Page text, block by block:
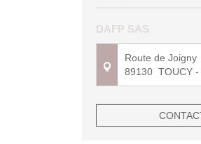
DAFP SAS
Route de Joigny
89130 TOUCY -